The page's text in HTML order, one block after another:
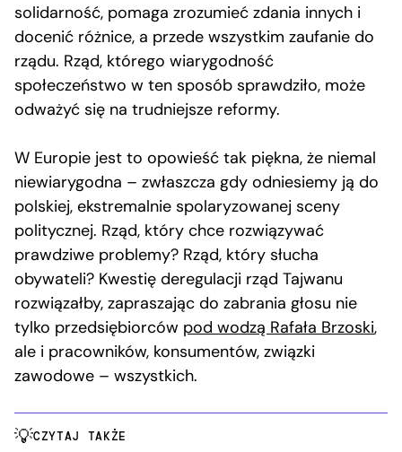
solidarność, pomaga zrozumieć zdania innych i
docenić różnice, a przede wszystkim zaufanie do
rządu. Rząd, którego wiarygodność
społeczeństwo w ten sposób sprawdziło, może
odważyć się na trudniejsze reformy.
W Europie jest to opowieść tak piękna, że niemal
niewiarygodna – zwłaszcza gdy odniesiemy ją do
polskiej, ekstremalnie spolaryzowanej sceny
politycznej. Rząd, który chce rozwiązywać
prawdziwe problemy? Rząd, który słucha
obywateli? Kwestię deregulacji rząd Tajwanu
rozwiązałby, zapraszając do zabrania głosu nie
tylko przedsiębiorców pod wodzą Rafała Brzoski,
ale i pracowników, konsumentów, związki
zawodowe – wszystkich.
CZYTAJ TAKŻE